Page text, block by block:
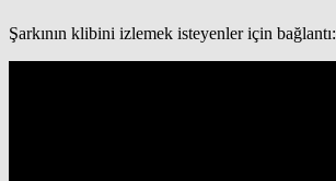
Şarkının klibini izlemek isteyenler için bağlantı: